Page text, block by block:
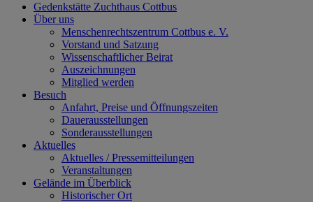
Gedenkstätte Zuchthaus Cottbus
Über uns
Menschenrechtszentrum Cottbus e. V.
Vorstand und Satzung
Wissenschaftlicher Beirat
Auszeichnungen
Mitglied werden
Besuch
Anfahrt, Preise und Öffnungszeiten
Dauerausstellungen
Sonderausstellungen
Aktuelles
Aktuelles / Pressemitteilungen
Veranstaltungen
Gelände im Überblick
Historischer Ort